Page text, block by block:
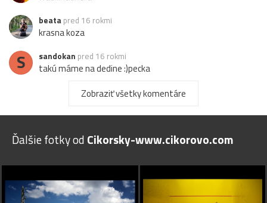
beata pred 16 rokmi
krasna koza
S sandokan pred 16 rokmi
takú máme na dedine :)pecka
pred 16 rokmi
:-))))
S skottypred 16 rokmi
Dumbierik pred 16 rokmi
Zobraziť všetky komentáre
Ďalšie fotky od Cikorsky-www.cikorovo.com